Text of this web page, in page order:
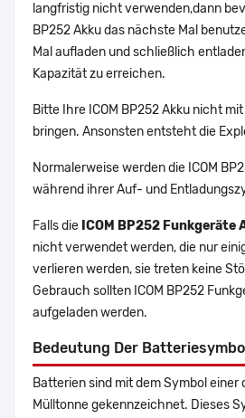
langfristig nicht verwenden,dann
BP252 Akku das nächste Mal
Mal aufladen und schließlich
Kapazität zu erreichen.
Bitte Ihre ICOM BP252 Akku nicht
bringen. Ansonsten entsteht die
Normalerweise werden die ICOM
während ihrer Auf- und
Falls die ICOM BP252 Funkgeräte
nicht verwendet werden, die nur
verlieren werden, sie treten keine
Gebrauch sollten ICOM BP252
aufgeladen werden.
Bedeutung Der
Batterien sind mit dem Symbol
Mülltonne gekennzeichnet. Dieses